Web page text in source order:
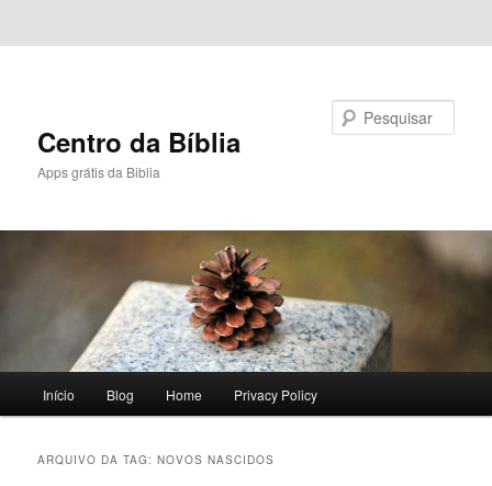
Centro da Bíblia
Apps grátis da Biblia
principal
Início Blog Home Privacy Policy
ARQUIVO DA TAG:NOVOS NASCIDOS